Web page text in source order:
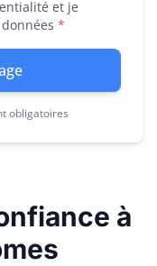
et je
*
obligatoires
à